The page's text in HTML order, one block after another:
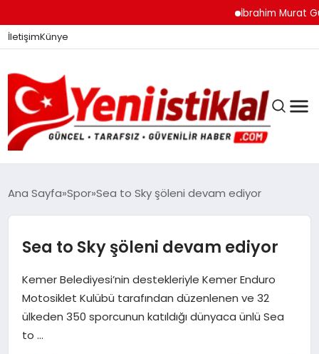
İbrahim Murat
İletişimKünye
DÜNYA
EĞITIM
Ana Sayfa Spor Sea to Sky şöleni devam ediyor
Sea to Sky şöleni devam ediyor
Kemer Belediyesi’nin destekleriyle Kemer Enduro
Motosiklet Kulübü tarafından düzenlenen ve 32
ülkeden 350 sporcunun katıldığı dünyaca ünlü Sea
to …